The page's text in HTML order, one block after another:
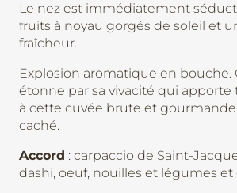
Le nez est immédiatement
fruits à noyau gorgés de soleil et
fraîcheur.
Explosion aromatique en bouche.
étonne par sa vivacité qui
à cette cuvée brute et gourmande
caché.
Accord : carpaccio de Saint-
dashi, oeuf, nouilles et légumes